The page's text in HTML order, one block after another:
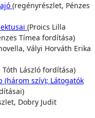
(regényrészlet, Pénzes
(Proics Lilla
Tímea fordítása)
Vályi Horváth Erika
Tóth László fordítása)
(három szív); Látogatók
Dobry Judit